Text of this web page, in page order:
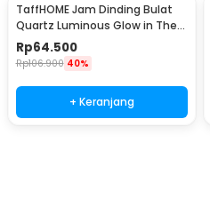
TaffHOME Jam Dinding Bulat
Quartz Luminous Glow in The
Dark 30cm MDB3
Rp64.500
Rp106.900 40%
+ Keranjang